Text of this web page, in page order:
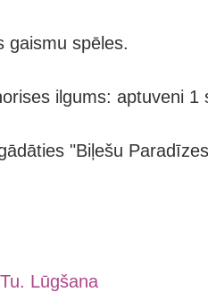
gaismu spēles.
ilgums: aptuveni 1
"Biļešu
Lūgšana